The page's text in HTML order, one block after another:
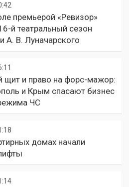
премьерой «Ревизор»
й театральный сезон
А. В. Луначарского
щит и право на форс-мажор:
и Крым спасают бизнес
ЧС
домах начали